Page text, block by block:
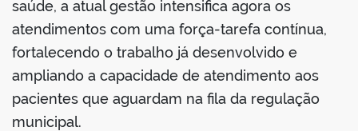
saúde, a atual gestão intensifica agora os
atendimentos com uma força-tarefa contínua,
fortalecendo o trabalho já desenvolvido e
ampliando a capacidade de atendimento aos
pacientes que aguardam na fila da regulação
municipal.